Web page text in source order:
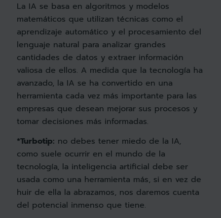
La IA se basa en algoritmos y modelos
matemáticos que utilizan técnicas como el
aprendizaje automático y el procesamiento del
lenguaje natural para analizar grandes
cantidades de datos y extraer información
valiosa de ellos. A medida que la tecnología ha
avanzado, la IA se ha convertido en una
herramienta cada vez más importante para las
empresas que desean mejorar sus procesos y
tomar decisiones más informadas.
*Turbotip: no debes tener miedo de la IA,
como suele ocurrir en el mundo de la
tecnología, la inteligencia artificial debe ser
usada como una herramienta más, si en vez de
huir de ella la abrazamos, nos daremos cuenta
del potencial inmenso que tiene.